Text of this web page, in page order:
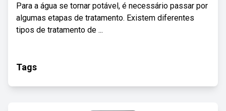
Para a água se tornar potável, é necessário passar por
algumas etapas de tratamento. Existem diferentes
tipos de tratamento de ...
Tags